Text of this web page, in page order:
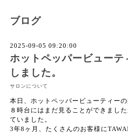
ブログ
2025-09-05 09:20:00
ホットペッパービューテ
しました。
サロンについて
本日、ホットペッパービューティー
８時台にはまだ見ることができまし
ていました。
3年8ヶ月、たくさんのお客様に